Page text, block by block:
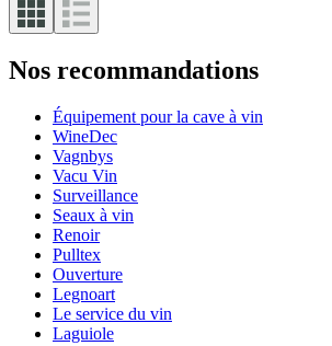
Nos recommandations
Équipement pour la cave à vin
WineDec
Vagnbys
Vacu Vin
Surveillance
Seaux à vin
Renoir
Pulltex
Ouverture
Legnoart
Le service du vin
Laguiole